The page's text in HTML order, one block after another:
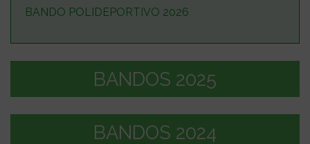
BANDO POLIDEPORTIVO 2026
BANDOS 2025
BANDOS 2024